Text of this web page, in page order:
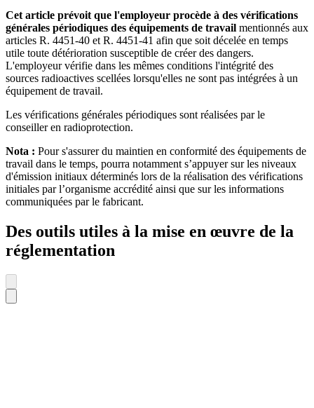
Cet article prévoit que l'employeur procède à des vérifications
générales périodiques des équipements de travail mentionnés aux
articles R. 4451-40 et R. 4451-41 afin que soit décelée en temps
utile toute détérioration susceptible de créer des dangers.
L'employeur vérifie dans les mêmes conditions l'intégrité des
sources radioactives scellées lorsqu'elles ne sont pas intégrées à un
équipement de travail.
Les vérifications générales périodiques sont réalisées par le
conseiller en radioprotection.
Nota : Pour s'assurer du maintien en conformité des équipements de
travail dans le temps, pourra notamment s’appuyer sur les niveaux
d'émission initiaux déterminés lors de la réalisation des vérifications
initiales par l’organisme accrédité ainsi que sur les informations
communiquées par le fabricant.
Des outils utiles à la mise en œuvre de la
réglementation